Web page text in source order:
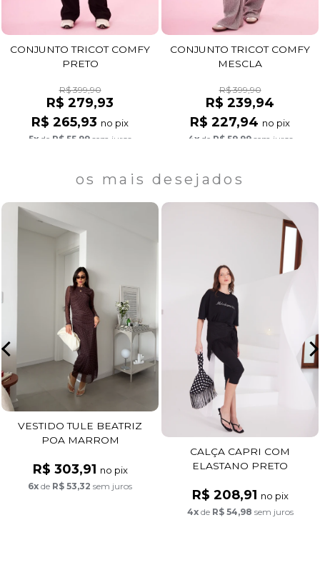
CONJUNTO TRICOT COMFY
PRETO
R$ 399,90
R$ 279,93
R$ 265,93 no pix
5x de R$ 55,99 sem juros
CONJUNTO TRICOT COMFY
MESCLA
R$ 399,90
R$ 239,94
R$ 227,94 no pix
4xde R$ 59,99sem juros
os mais desejados
VESTIDO TULE BEATRIZ
POA MARROM
R$ 303,91 no pix
6x de R$ 53,32 sem juros
CALÇA CAPRI COM
ELASTANO PRETO
R$ 208,91 no pix
4xde R$ 54,98 sem juros